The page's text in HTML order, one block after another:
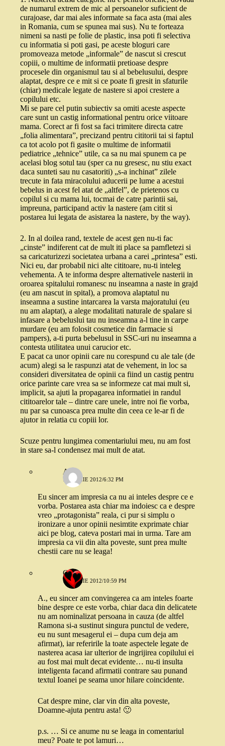
de numarul extrem de mic al persoanelor suficient de
curajoase, dar mai ales informate sa faca asta (mai ales
in Romania, cum se spunea mai sus). Nu te forteaza
nimeni sa nasti pe folie de plastic, insa poti fi selectiva
cu informatia si poti gasi, pe aceste bloguri care
promoveaza metode „informale” de nascut si crescut
copiii, o multime de informatii pretioase despre
procesele din organismul tau si al bebelusului, despre
alaptat, despre ce e mit si ce poate fi gresit in sfaturile
(chiar) medicale legate de nastere si apoi crestere a
copilului etc.
Mi se pare cel putin subiectiv sa omiti aceste aspecte
care sunt un castig informational pentru orice viitoare
mama. Corect ar fi fost sa faci trimitere directa catre
„folia alimentara”, precizand pentru cititorii tai si faptul
ca tot acolo pot fi gasite o multime de informatii
pediatrice „tehnice” utile, ca sa nu mai spunem ca pe
acelasi blog sotul tau (sper ca nu gresesc, nu stiu exact
daca sunteti sau nu casatoriti) „s-a inchinat” zilele
trecute in fata miracolului aducerii pe lume a acestui
bebelus in acest fel atat de „altfel”, de prietenos cu
copilul si cu mama lui, tocmai de catre parintii sai,
impreuna, participand activ la nastere (am citit si
postarea lui legata de asistarea la nastere, by the way).
2. In al doilea rand, textele de acest gen nu-ti fac
„cinste” indiferent cat de mult iti place sa pamfletezi si
sa caricaturizezi societatea urbana a carei „printesa” esti.
Nici eu, dar probabil nici alte cititoare, nu-ti inteleg
vehementa. A te informa despre alternativele nasterii in
oroarea spitalului romanesc nu inseamna a naste in grajd
(eu am nascut in spital), a promova alaptatul nu
inseamna a sustine intarcarea la varsta majoratului (eu
nu am alaptat), a alege modalitati naturale de spalare si
infasare a bebeluslui tau nu inseamna a-l tine in carpe
murdare (eu am folosit cosmetice din farmacie si
pampers), a-ti purta bebelusul in SSC-uri nu inseamna a
contesta utilitatea unui carucior etc.
E pacat ca unor opinii care nu corespund cu ale tale (de
acum) alegi sa le raspunzi atat de vehement, in loc sa
consideri diversitatea de opinii ca fiind un castig pentru
orice parinte care vrea sa se informeze cat mai mult si,
implicit, sa ajuti la propagarea informatiei in randul
cititoarelor tale – dintre care unele, intre noi fie vorba,
nu par sa cunoasca prea multe din ceea ce le-ar fi de
ajutor in relatia cu copiii lor.
Scuze pentru lungimea comentariului meu, nu am fost
in stare sa-l condensez mai mult de atat.
A.
1 APRILIE 2012/6:32 PM
Eu sincer am impresia ca nu ai inteles despre ce e
vorba. Postarea asta chiar ma indoiesc ca e despre
vreo „protagonista” reala, ci pur si simplu o
ironizare a unor opinii nesimtite exprimate chiar
aici pe blog, cateva postari mai in urma. Tare am
impresia ca vii din alta poveste, sunt prea multe
chestii care nu se leaga!
Carla
1 APRILIE 2012/10:59 PM
A., eu sincer am convingerea ca am inteles foarte
bine despre ce este vorba, chiar daca din delicatete
nu am nominalizat persoana in cauza (de altfel
Ramona si-a sustinut singura punctul de vedere,
eu nu sunt mesagerul ei – dupa cum deja am
afirmat), iar referirile la toate aspectele legate de
nasterea acasa iar ulterior de ingrijirea copilului ei
au fost mai mult decat evidente… nu-ti insulta
inteligenta facand afirmatii contrare sau punand
textul Ioanei pe seama unor hilare coincidente.
Cat despre mine, clar vin din alta poveste,
Doamne-ajuta pentru asta! 🙂
p.s. … Si ce anume nu se leaga in comentariul
meu? Poate te pot lamuri…